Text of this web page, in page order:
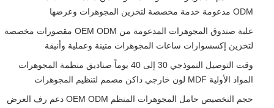
ODM مدعومة خدمة مخصصة لتخزين المجوهرات وعرضها
علبة صندوق المجوهرات المدعومة من OEM ODM مقصورات مخصصة
لتخزين إكسسوارات ساعات المجوهرات متينة وعملية وأنيقة
وقت التوصيل النموذجي 30 إلى 40 يوماً صناديق منظمة المجوهرات
المواد الأولية MDF لون خارجي داكن مصمم لتنظيم المجوهرات
حجم التخصيص حامل المجوهرات المنظم OEM ODM دعم رف العرض